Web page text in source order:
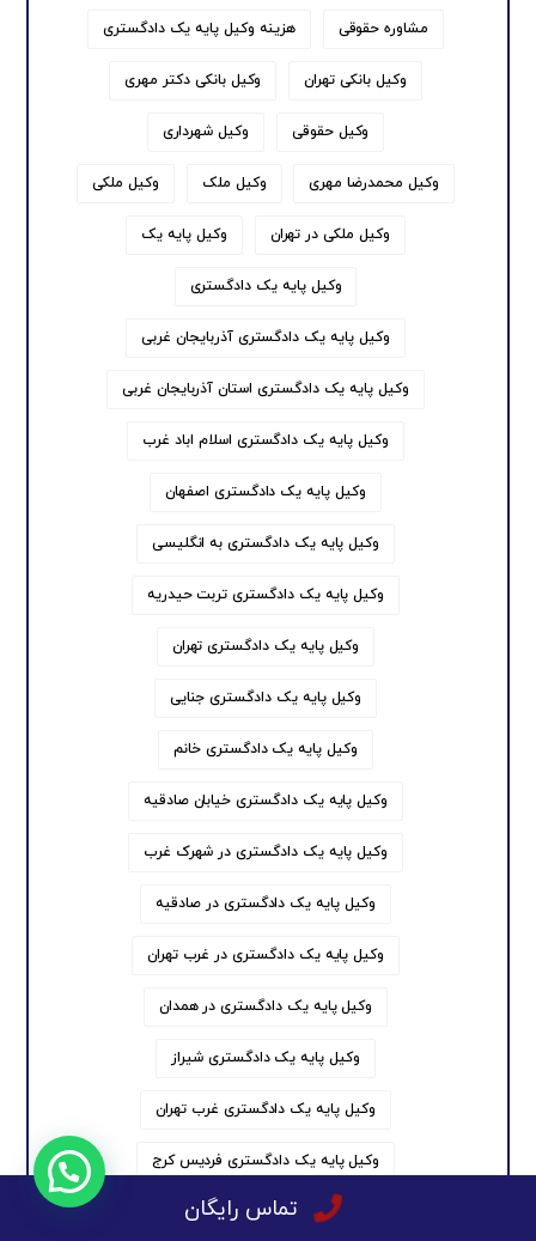
مشاوره حقوقی هزینه وکیل پایه یک دادگستری
وکیل بانکی تهران وکیل بانکی دکتر مهری
وکیل حقوقی وکیل شهرداری
وکیل محمدرضا مهری وکیل ملک وکیل ملکی
وکیل ملکی در تهران وکیل پایه یک
وکیل پایه یک دادگستری
وکیل پایه یک دادگستری آذربایجان غربی
وکیل پایه یک دادگستری استان آذربایجان غربی
وکیل پایه یک دادگستری اسلام اباد غرب
وکیل پایه یک دادگستری اصفهان
وکیل پایه یک دادگستری به انگلیسی
وکیل پایه یک دادگستری تربت حیدریه
وکیل پایه یک دادگستری تهران
وکیل پایه یک دادگستری جنایی
وکیل پایه یک دادگستری خانم
وکیل پایه یک دادگستری خیابان صادقیه
وکیل پایه یک دادگستری در شهرک غرب
وکیل پایه یک دادگستری در صادقیه
وکیل پایه یک دادگستری در غرب تهران
وکیل پایه یک دادگستری در همدان
وکیل پایه یک دادگستری شیراز
وکیل پایه یک دادگستری غرب تهران
وکیل پایه یک دادگستری فردیس کرج
وکیل پایه یک دادگستری قاضی بازنشسته
تماس رایگان